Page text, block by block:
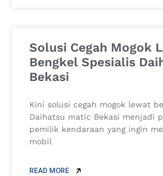
Solusi Cegah Mogok
Bengkel Spesialis
Bekasi
Kini solusi cegah mogok lewat
Daihatsu matic Bekasi menjadi
pemilik kendaraan yang ingin
mobil
READ MORE